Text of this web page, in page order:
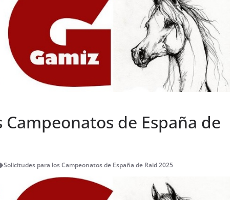
de España de
Solicitudes para los Campeonatos de España de Raid 2025